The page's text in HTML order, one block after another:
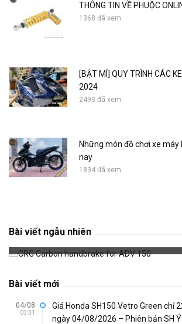
THÔNG TIN VỀ PHUỘC
1368 đã xem
[BẬT MÍ] QUY TRÌNH CÁC
2024
2493 đã xem
Những món đồ chơi xe máy
nay
1834 đã xem
Bài viết ngẫu nhiên
CRG Carbon handbrake for ADV 150
Bài viết mới
04/08
03:31
Giá Honda SH150 Vetro Green chỉ
ngày 04/08/2026 – Phiên bản SH